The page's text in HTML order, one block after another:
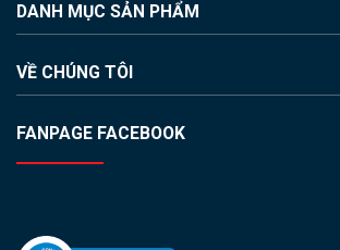
DANH MỤC SẢN PHẨM
VỀ CHÚNG TÔI
FANPAGE FACEBOOK